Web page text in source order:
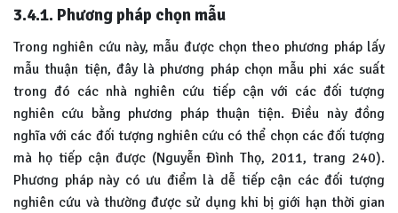
3.4.1. Phương pháp chọn mẫu
Trong nghiên cứu này, mẫu được chọn theo phương pháp lấy
mẫu thuận tiện, đây là phương pháp chọn mẫu phi xác suất
trong đó các nhà nghiên cứu tiếp cận với các đối tượng
nghiên cứu bằng phương pháp thuận tiện. Điều này đồng
nghĩa với các đối tượng nghiên cứu có thể chọn các đối tượng
mà họ tiếp cận được (Nguyễn Đình Thọ, 2011, trang 240).
Phương pháp này có ưu điểm là dễ tiếp cận các đối tượng
nghiên cứu và thường được sử dụng khi bị giới hạn thời gian